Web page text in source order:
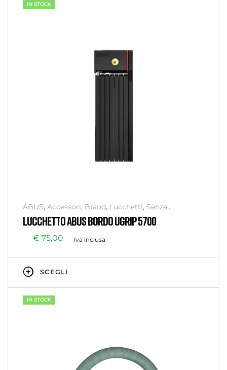
IN STOCK
ABUS, Accessori, Brand, Lucchetti, Senza
categoria,Sicurezza
LUCCHETTO ABUS BORDO UGRIP 5700
€ 75,00 Iva inclusa
SCEGLI
IN STOCK